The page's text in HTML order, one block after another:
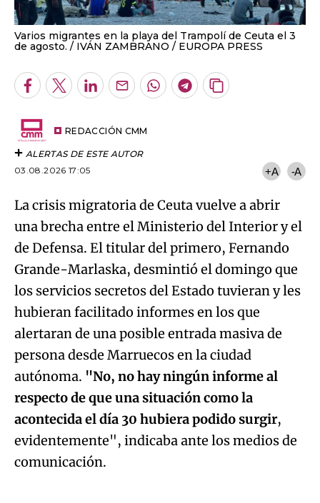
Varios migrantes en la playa del Trampolí de Ceuta el 3
de agosto.
IVÁN ZAMBRANO / EUROPA PRESS
Facebook
TwitterLinkedInEnviarWhatsapp
Telegram
Copiar
REDACCIÓN CMM
ALERTAS DE ESTE AUTOR
03.08.2026 17:05
+A -A
La crisis migratoria de Ceuta vuelve a abrir
una brecha entre el Ministerio del Interior y el
de Defensa. El titular del primero, Fernando
Grande-Marlaska, desmintió el domingo que
los servicios secretos del Estado tuvieran y les
hubieran facilitado informes en los que
alertaran de una posible entrada masiva de
persona desde Marruecos en la ciudad
autónoma. "No, no hay ningún informe al
respecto de que una situación como la
acontecida el día 30 hubiera podido surgir,
evidentemente", indicaba ante los medios de
comunicación.